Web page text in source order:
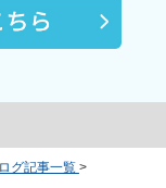
グ記事一覧 >